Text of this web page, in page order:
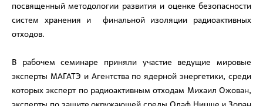
посвященный методологии развития и оценке безопасности
систем хранения и финальной изоляции радиоактивных
отходов.
В рабочем семинаре приняли участие ведущие мировые
эксперты МАГАТЭ и Агентства по ядерной энергетики, среди
которых эксперт по радиоактивным отходам Михаил Ожован,